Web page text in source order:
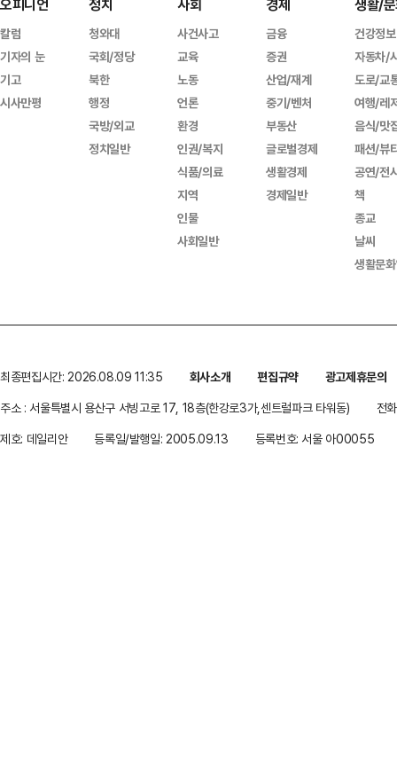
오피니언
칼럼
기자의 눈
기고
시사만평
정치
청와대
국회/정당
북한
행정
국방/외교
정치일반
사회
사건사고
교육
노동
언론
환경
인권/복지
식품/의료
지역
인물
사회일반
경제
금융
증권
산업/재계
중기/벤처
부동산
글로벌경제
생활경제
경제일반
생활/
건강정보
자동차/
도로/교
여행/레
음식/맛
패션/뷰
공연/전
책
종교
날씨
생활문
최종편집시간: 2026.08.09 11:35 회사소개 편집규약
광고제휴문의
주소 : 서울특별시 용산구 서빙고로 17, 18층(한강로3가,센트럴파크 타워동)
전
제호: 데일리안
등록일/발행일: 2005.09.13 등록번호: 서울 아00055